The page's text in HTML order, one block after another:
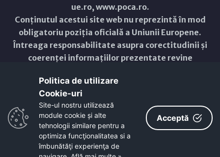
ue.ro,www.poca.ro.
Conținutul acestui site web nu reprezintă în mod
obligatoriu poziția oficială a Uniunii Europene.
Întreaga responsabilitate asupra corectitudinii și
coerenței informațiilor prezentate revine
Copyright © 2021 - 2026 -
ResponsiveVoice
Non-Commercial License
Politica de utilizare
Cookie-uri‎
Site-ul nostru utilizează
module cookie și alte
tehnologii similare pentru a
optimiza funcţionalitatea si a
îmbunătăţi experienţa de
Acceptă